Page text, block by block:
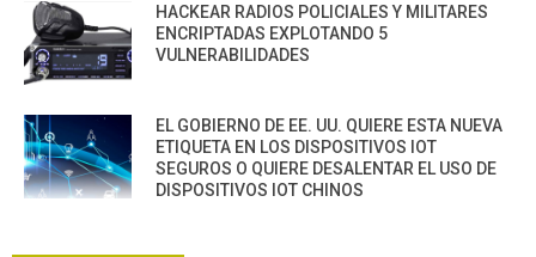
HACKEAR RADIOS POLICIALES Y MILITARES
ENCRIPTADAS EXPLOTANDO 5
VULNERABILIDADES
EL GOBIERNO DE EE. UU. QUIERE ESTA NUEVA
ETIQUETA EN LOS DISPOSITIVOS IOT
SEGUROS O QUIERE DESALENTAR EL USO DE
DISPOSITIVOS IOT CHINOS